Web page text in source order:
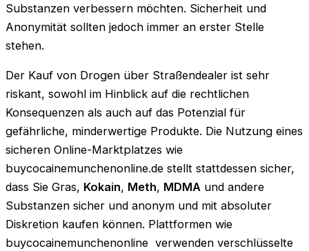
Substanzen verbessern möchten. Sicherheit und
Anonymität sollten jedoch immer an erster Stelle
stehen.
Der Kauf von Drogen über Straßendealer ist sehr
riskant, sowohl im Hinblick auf die rechtlichen
Konsequenzen als auch auf das Potenzial für
gefährliche, minderwertige Produkte. Die Nutzung eines
sicheren Online-Marktplatzes wie
buycocainemunchenonline.de stellt stattdessen sicher,
dass Sie Gras, Kokain, Meth, MDMA und andere
Substanzen sicher und anonym und mit absoluter
Diskretion kaufen können. Plattformen wie
buycocainemunchenonline verwenden verschlüsselte